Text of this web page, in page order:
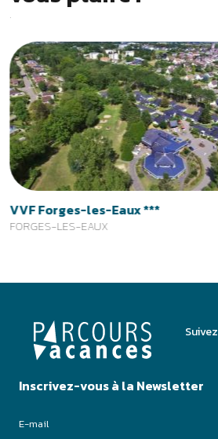
VVF Forges-les-Eaux ***
Inscrivez-vous à la Newsletter
J'accepte de recevoir les emails de
Je m'inscris